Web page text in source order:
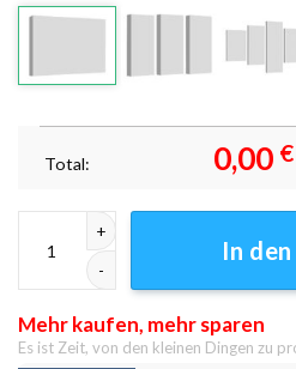
Total: 0,00 €
In
Mehr kaufen, mehr sparen
Es ist Zeit, von den kleinen Dingen zu